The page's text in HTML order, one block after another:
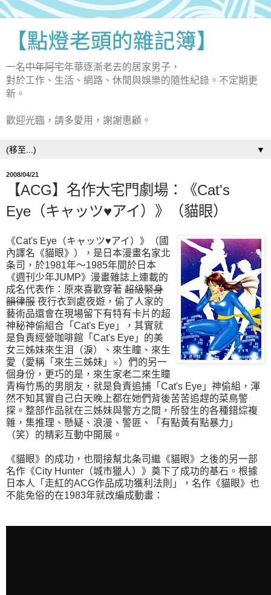
【點燈老頭的雜記簿】
一名中年阿宅年華逐漸老去的居家男子，
對於工作、生活、網路、休閒與娛樂的隨性紀錄。不定期更
新。
歡迎光臨，請多愛用，謝謝惠顧。
▼
2008/04/21
【ACG】名作大宅門劇場：《Cat's
Eye（キャッツ♥アイ）》（貓眼）
《Cat's Eye（キャッツ♥アイ）》（國
內譯名《貓眼》），是日本漫畫名家北
条司，於1981年～1985年間於日本
《週刊少年JUMP》漫畫雜誌上連載的
成名代表作：原來喜歡穿著 超級緊身
韻律服 夜行衣到處夜遊，偷了人家的
藝術品還會在現場留下有特有卡片的超
神秘神偷組合「Cat's Eye」，其實就
是負責經營咖啡館「Cat's Eye」的美
女三姊妹來生泪（淚）、來生瞳、來生
愛（愛稱「來生三姊妹」※）們的另一
個身份，更巧的是，來生家老二來生瞳
青梅竹馬的男朋友，就是負責追捕「Cat's Eye」神偷組，渾
然不知其實自己白天晚上都在她們背後苦苦追趕的菜鳥警
探。整部作品就在三姊妹與警方之間，所發生的各種錯綜複
雜，集推理、懸疑、浪漫、警匪、「有點黃有點暴力」
（笑）的精彩互動中開展。
《貓眼》的成功，也間接幫北条司繼《貓眼》之後的另一部
名作《City Hunter（城市獵人）》奠下了成功的基石。根據
日本人「走紅的ACG作品成功獲利法則」，名作《貓眼》也
不能免俗的在1983年就改編成動畫：